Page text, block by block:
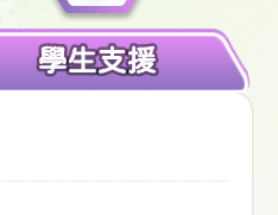
學生支援